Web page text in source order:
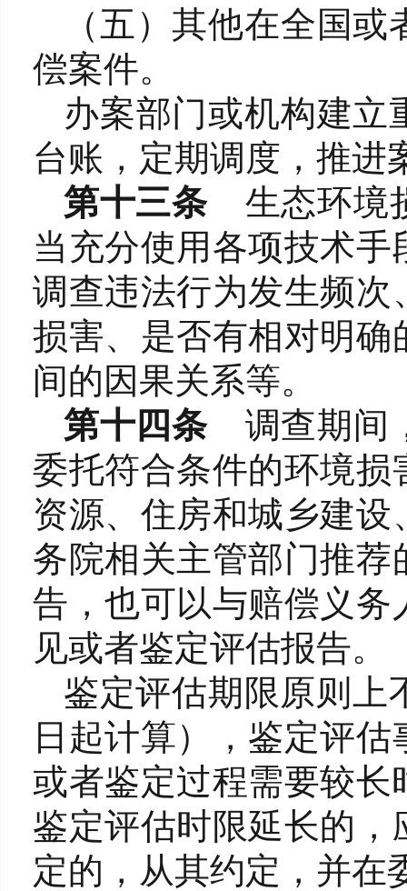
（五）其他在全国
偿案件。
办案部门或机构建立
台账，定期调度，推进
第十三条
生态环境
当充分使用各项技术
调查违法行为发生频
损害、是否有相对明
间的因果关系等。
第十四条
调查期间
委托符合条件的环境
资源、住房和城乡建
务院相关主管部门推
告，也可以与赔偿义
见或者鉴定评估报告。
鉴定评估期限原则上
日起计算），鉴定评
或者鉴定过程需要较长
鉴定评估时限延长的
定的，从其约定，并在